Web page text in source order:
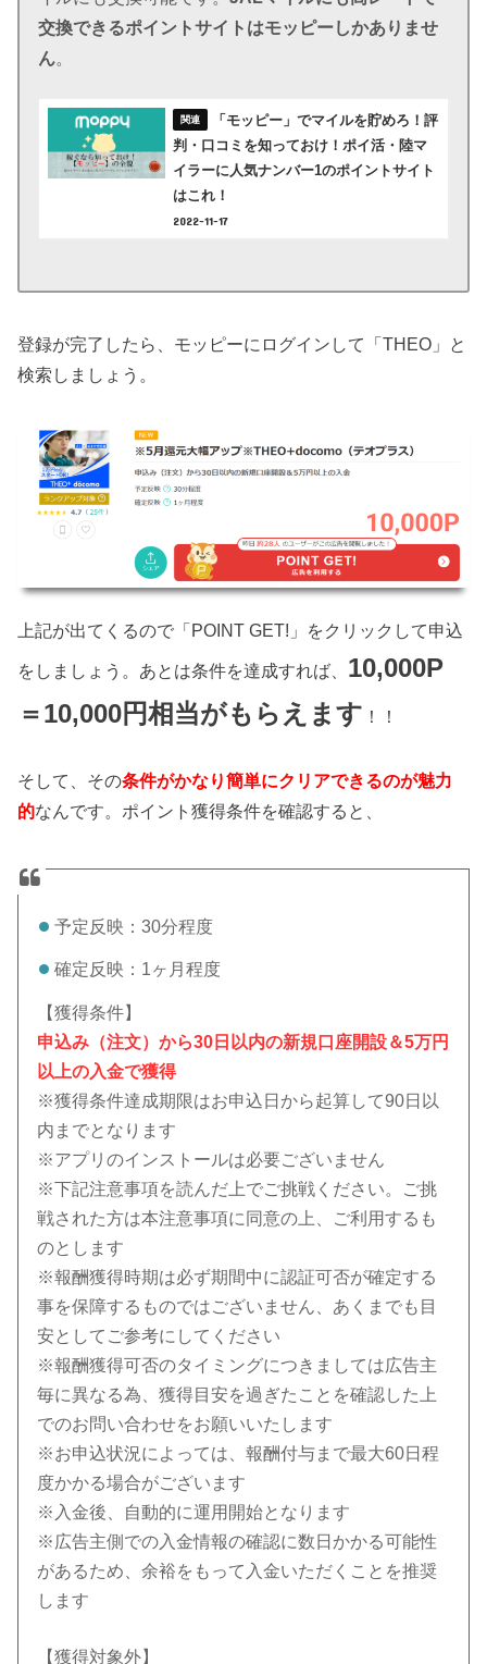
交換できるポイントサイトはモッピーしかありませ
ん
「モッピー」でマイルを貯めろ！評
判・口コミを知っておけ！ポイ活・陸マ
イラーに人気ナンバー1のポイントサイト
はこれ！
2022-11-17
登録が完了したら、モッピーにログインして「THEO」と
検索しましょう。
上記が出てくるので「POINT GET!」をクリックして申込
をしましょう。あとは条件を達成すれば、 10,000P
＝10,000円相当がもらえます ！！
そして、その条件がかなり簡単にクリアできるのが魅力
的なんです。ポイント獲得条件を確認すると、
予定反映：30分程度
確定反映：1ヶ月程度
【獲得条件】
申込み（注文）から30日以内の新規口座開設＆5万円
以上の入金で獲得
※獲得条件達成期限はお申込日から起算して90日以
内までとなります
※アプリのインストールは必要ございません
※下記注意事項を読んだ上でご挑戦ください。ご挑
戦された方は本注意事項に同意の上、ご利用するも
のとします
※報酬獲得時期は必ず期間中に認証可否が確定する
事を保障するものではございません、あくまでも目
安としてご参考にしてください
※報酬獲得可否のタイミングにつきましては広告主
毎に異なる為、獲得目安を過ぎたことを確認した上
でのお問い合わせをお願いいたします
※お申込状況によっては、報酬付与まで最大60日程
度かかる場合がございます
※入金後、自動的に運用開始となります
※広告主側での入金情報の確認に数日かかる可能性
があるため、余裕をもって入金いただくことを推奨
します
【獲得対象外】